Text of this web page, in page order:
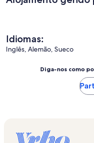
Idiomas:
Inglês, Alemão, Sueco
Diga-nos como